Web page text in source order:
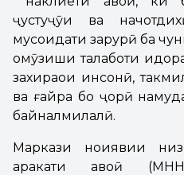
ҷустуҷӯи ва
мусоидати зарурӣ ба
омӯзиши талаботи
захираҳои инсонӣ,
ва ғайра бо ҷорӣ
байналмилалӣ.
Маркази ноҳиявии
ҳаракати ҳавоӣ